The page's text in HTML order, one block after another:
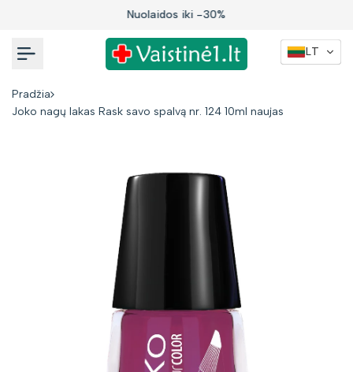
Nuolaidos iki -30%
Pradžia
Joko nagų lakas Rask savo spalvą nr. 124 10ml naujas
LT